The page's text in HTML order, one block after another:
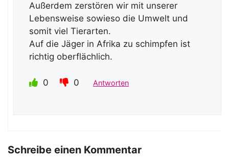
Außerdem zerstören wir mit unserer
Lebensweise sowieso die Umwelt und
somit viel Tierarten.
Auf die Jäger in Afrika zu schimpfen ist
richtig oberflächlich.
0 0 Antworten
Schreibe einen Kommentar